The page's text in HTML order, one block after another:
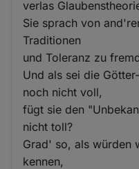
verlas
Sie sprach von
Traditionen
und Toleranz zu
Und als sei die
noch nicht voll,
fügt sie den
nicht toll?
Grad' so, als würden
kennen,